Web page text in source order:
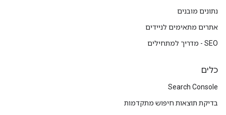
נתונים מובנים
אתרים מתאימים לניידים
SEO - מדריך למתחילים
כלים
Search Console
בדיקת תוצאות חיפוש מתקדמות